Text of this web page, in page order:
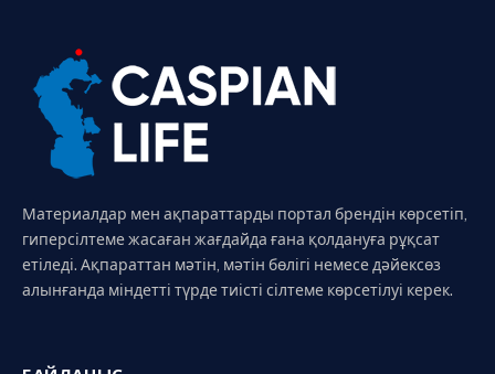
Материалдар мен ақпараттарды портал брендін көрсетіп,
гиперсілтеме жасаған жағдайда ғана қолдануға рұқсат
етіледі. Ақпараттан мәтін, мәтін бөлігі немесе дәйексөз
алынғанда міндетті түрде тиісті сілтеме көрсетілуі керек.